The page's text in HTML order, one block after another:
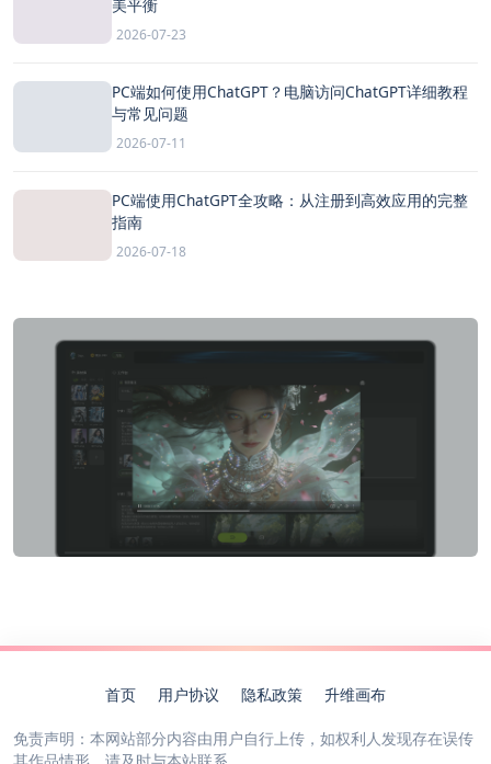
美平衡
2026-07-23
PC端如何使用ChatGPT？电脑访问ChatGPT详细教程
与常见问题
2026-07-11
PC端使用ChatGPT全攻略：从注册到高效应用的完整
指南
2026-07-18
首页 用户协议 隐私政策 升维画布
免责声明：本网站部分内容由用户自行上传，如权利人发现存在误传